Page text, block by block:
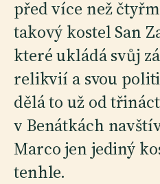
před více než
takový kostel San
které ukládá svůj
relikvií a svou
dělá to už od
v Benátkách
Marco jen jediný
tenhle.